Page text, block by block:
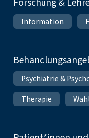
Forschung & Lehre
Information
Psychiatrie &
Therapie